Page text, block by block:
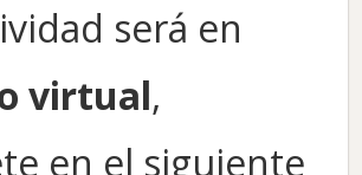
será en
virtual,
en el siguiente